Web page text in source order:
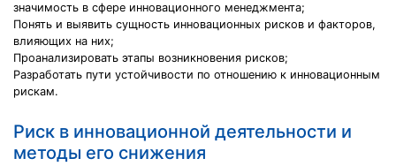
значимость в сфере инновационного менеджмента;
Понять и выявить сущность инновационных рисков и факторов,
влияющих на них;
Проанализировать этапы возникновения рисков;
Разработать пути устойчивости по отношению к инновационным
рискам.
Риск в инновационной деятельности и
методы его снижения